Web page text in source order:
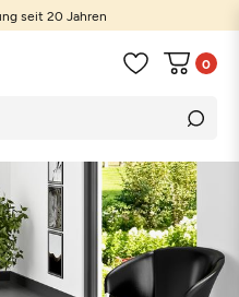
seit 20 Jahren
große Auswahl
0